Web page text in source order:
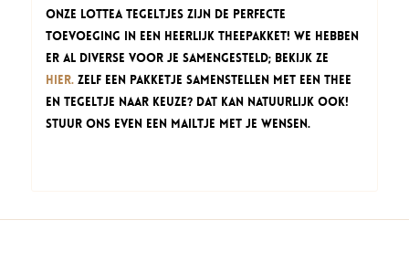
Onze Lottea Tegeltjes zijn de perfecte
toevoeging in een heerlijk theepakket! We hebben
er al diverse voor je samengesteld; bekijk ze
hier.Zelf een pakketje samenstellen met een thee
en tegeltje naar keuze? Dat kan natuurlijk ook!
Stuur ons even een mailtje met je wensen.